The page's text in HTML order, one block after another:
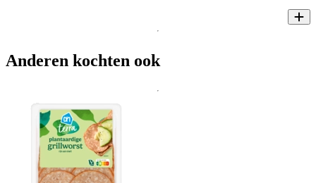
Anderen kochten ook